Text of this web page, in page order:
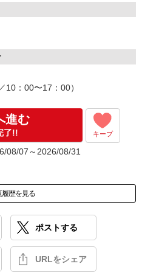
りお掛けいたします。
：00〜17：00）
進む
了!! キープ
08/07～2026/08/31
履歴を見る
ポストする
URLをシェア